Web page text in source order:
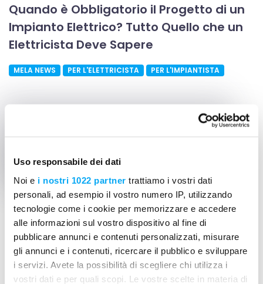
Uso responsabile dei dati
Noi e i nostri 1022 partner trattiamo i vostri dati
personali, ad esempio il vostro numero IP, utilizzando
tecnologie come i cookie per memorizzare e accedere
alle informazioni sul vostro dispositivo al fine di
pubblicare annunci e contenuti personalizzati, misurare
gli annunci e i contenuti, ricercare il pubblico e sviluppare
i servizi. Avete la possibilità di scegliere chi utilizza i
vostri dati e per quali scopi. Le vostre scelte in materia di
Quando è Obbligatorio il Progetto di un
Impianto Elettrico? Tutto Quello che un
Elettricista Deve Sapere
MELA NEWS PER L'ELETTRICISTA PER L'IMPIANTISTA
06 giu 2024 04 min
Come gestire al meglio i costi di
cantiere nel 2024